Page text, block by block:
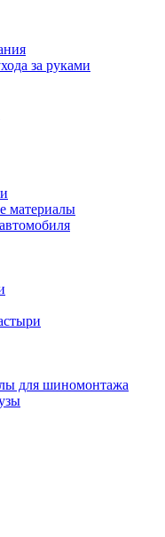
за руками
материалы
для шиномонтажа